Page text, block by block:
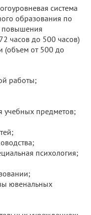
система
образования по
повышения
часов до 500 часов)
(объем от 500 до
работы;
учебных предметов;
психология;
ювенальных